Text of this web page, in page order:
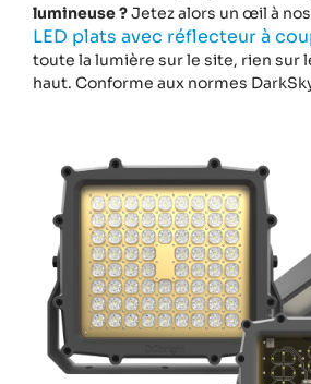
lumineuse ?Jetez alors un œil à nos
LED plats avec réflecteur à
toute la lumière sur le site, rien sur
haut. Conforme aux normes